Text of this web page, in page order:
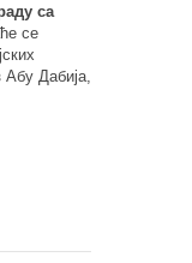
са
се
Дабија,